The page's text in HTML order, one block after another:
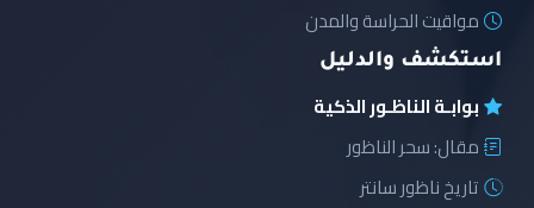
مواقيت الحراسة والمدن
استكشف والدليل
بوابـة الناظـور الذكية
مقال: سحر الناظور
تاريخ ناظور سانتر